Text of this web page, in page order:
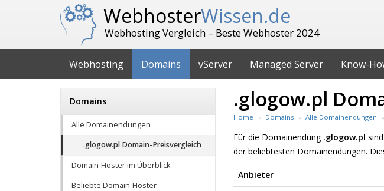
WebhosterWissen.de
Webhosting Vergleich – Beste Webhoster 2024
Webhosting Domains vServer Managed Server Know-
.glogow.pl
Home Domains Alle Domainendungen
Für die Domainendung .glogow.pl
der beliebtesten Domainendungen.
Anbieter
Domains
Alle Domainendungen
.glogow.pl Domain-Preisvergleich
Domain-Hoster im Überblick
Beliebte Domain-Hoster